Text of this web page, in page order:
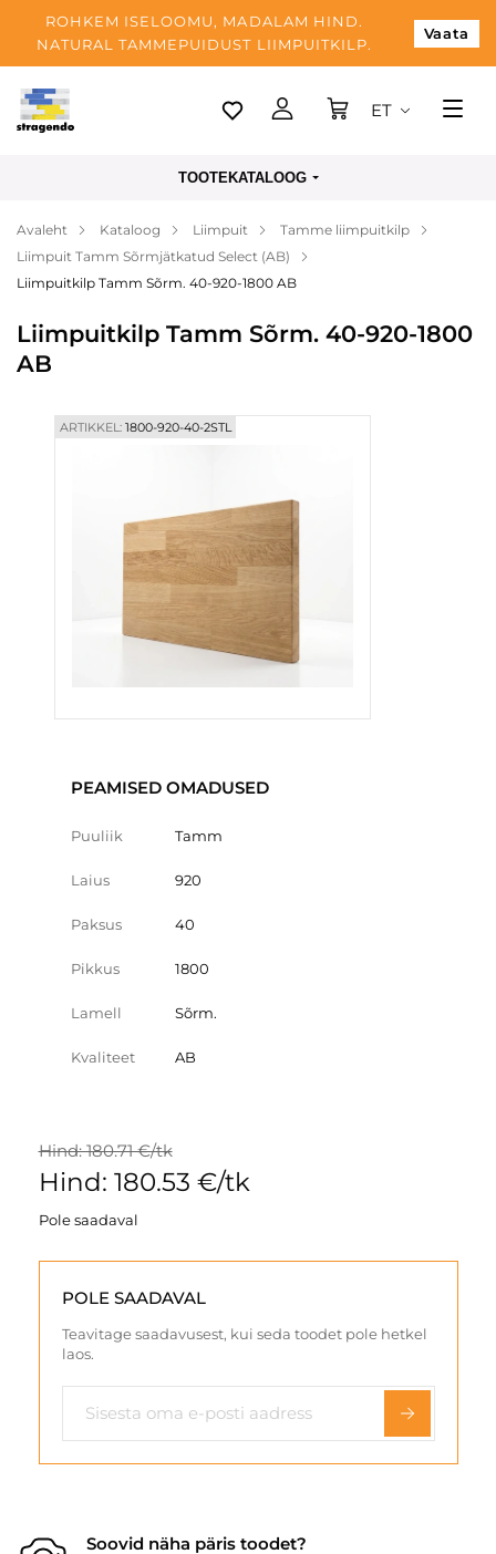
ROHKEM ISELOOMU, MADALAM HIND.
NATURAL TAMMEPUIDUST LIIMPUITKILP.
Vaata
Tallinn
Makse
Meist
Kontaktid
ET
TOOTEKATALOOG
Avaleht Kataloog Liimpuit
Tamme liimpuitkilp
Liimpuit Tamm Sõrmjätkatud Select (AB)
Liimpuitkilp Tamm Sõrm. 40-920-1800 AB
Liimpuitkilp Tamm Sõrm. 40-920-1800
AB
ARTIKKEL:1800-920-40-2STL
PEAMISED OMADUSED
Puuliik Tamm
Laius 920
Paksus 40
Pikkus 1800
Lamell Sõrm.
Kvaliteet AB
Hind: 180.71 €/tk
Hind: 180.53 €/tk
Pole saadaval
POLE SAADAVAL
Teavitage saadavusest, kui seda toodet pole hetkel
laos.
Soovid näha päris toodet?